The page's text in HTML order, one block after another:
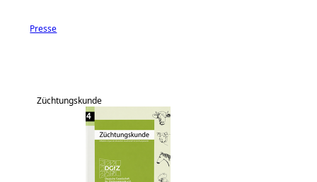
Presse
Züchtungskunde